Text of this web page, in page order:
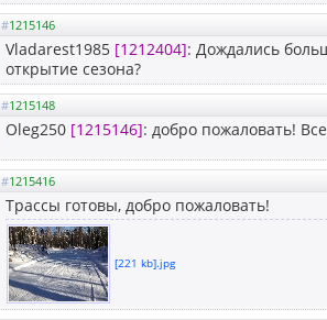
#1215146
Vladarest1985 [1212404]: Дождались
открытие сезона?
#1215148
Oleg250 [1215146]: добро пожаловать!
#1215416
Трассы готовы, добро пожаловать!
[221 kb].jpg